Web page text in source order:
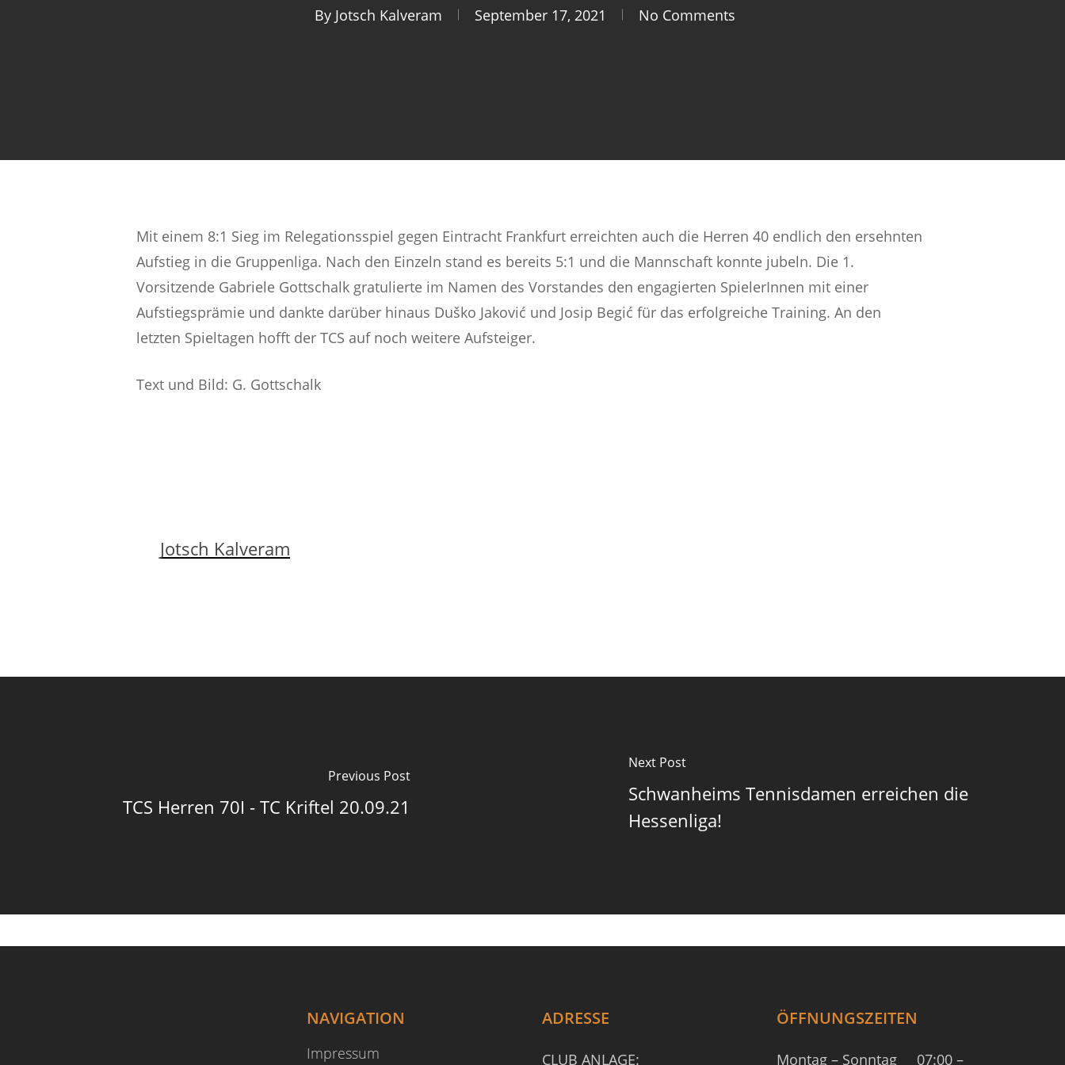
By Jotsch Kalveram September 17, 2021 No Comments
Mit einem 8:1 Sieg im Relegationsspiel gegen Eintracht Frankfurt erreichten auch die Herren 40 endlich den ersehnten
Aufstieg in die Gruppenliga. Nach den Einzeln stand es bereits 5:1 und die Mannschaft konnte jubeln. Die 1.
Vorsitzende Gabriele Gottschalk gratulierte im Namen des Vorstandes den engagierten SpielerInnen mit einer
Aufstiegsprämie und dankte darüber hinaus Duško Jaković und Josip Begić für das erfolgreiche Training. An den
letzten Spieltagen hofft der TCS auf noch weitere Aufsteiger.
Text und Bild: G. Gottschalk
Jotsch Kalveram
Previous Post
TCS Herren 70I - TC Kriftel 20.09.21
Next Post
Schwanheims Tennisdamen erreichen die
Hessenliga!
NAVIGATION
Impressum
ADRESSE
CLUB ANLAGE:
ÖFFNUNGSZEITEN
Montag – Sonntag 07:00 –